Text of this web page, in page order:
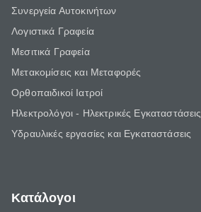
Συνεργεία Αυτοκινήτων
Λογιστικά Γραφεία
Μεσιτικά Γραφεία
Μετακομίσεις και Μεταφορές
Ορθοπαιδικοί Ιατροί
Ηλεκτρολόγοι - Ηλεκτρικές Εγκαταστάσεις
Υδραυλικές εργασίες και Εγκαταστάσεις
Κατάλογοι